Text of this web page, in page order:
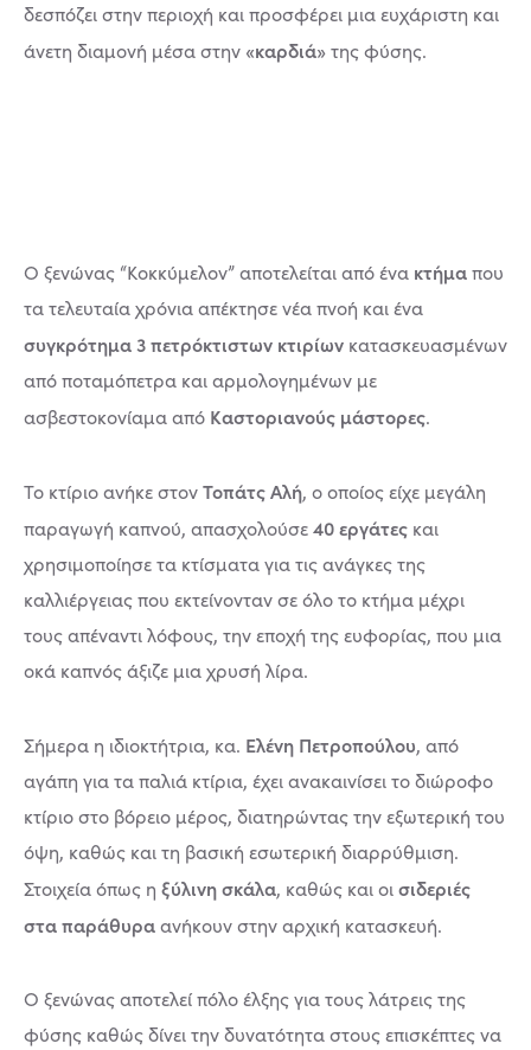
δεσπόζει στην περιοχή και προσφέρει μια ευχάριστη και
άνετη διαμονή μέσα στην «καρδιά»της φύσης.
Ο ξενώνας “Κοκκύμελον” αποτελείται από ένα κτήμαπου
τα τελευταία χρόνια απέκτησε νέα πνοή και ένα
συγκρότημα 3 πετρόκτιστων κτιρίων κατασκευασμένων
από ποταμόπετρα και αρμολογημένων με
ασβεστοκονίαμα από Καστοριανούς μάστορες.
Το κτίριο ανήκε στονΤοπάτς Αλή, ο οποίος είχε μεγάλη
παραγωγή καπνού, απασχολούσε40 εργάτες και
χρησιμοποίησε τα κτίσματα για τις ανάγκες της
καλλιέργειας που εκτείνονταν σε όλο το κτήμα μέχρι
τους απέναντι λόφους, την εποχή της ευφορίας, που μια
οκά καπνός άξιζε μια χρυσή λίρα.
Σήμερα η ιδιοκτήτρια, κα. Ελένη Πετροπούλου, από
αγάπη για τα παλιά κτίρια, έχει ανακαινίσει το διώροφο
κτίριο στο βόρειο μέρος, διατηρώντας την εξωτερική του
όψη, καθώς και τη βασική εσωτερική διαρρύθμιση.
Στοιχεία όπως η ξύλινη σκάλα, καθώς και οισιδεριές
στα παράθυραανήκουν στην αρχική κατασκευή.
Ο ξενώνας αποτελεί πόλο έλξης για τους λάτρεις της
φύσης καθώς δίνει την δυνατότητα στους επισκέπτες να